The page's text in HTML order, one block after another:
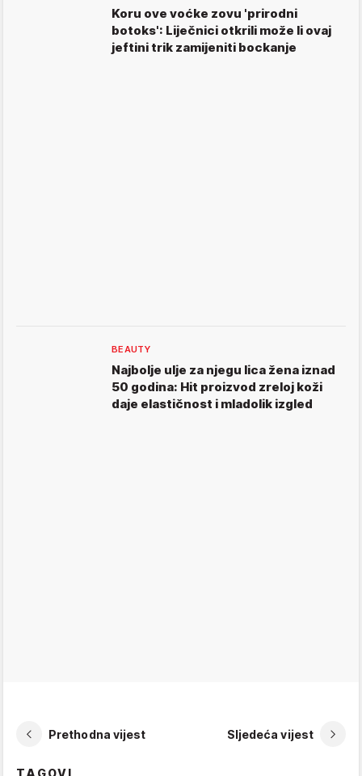
Koru ove voćke zovu 'prirodni
botoks': Liječnici otkrili može li ovaj
jeftini trik zamijeniti bockanje
BEAUTY
Najbolje ulje za njegu lica žena iznad
50 godina: Hit proizvod zreloj koži
daje elastičnost i mladolik izgled
Prethodna vijest Sljedeća vijest
TAGOVI